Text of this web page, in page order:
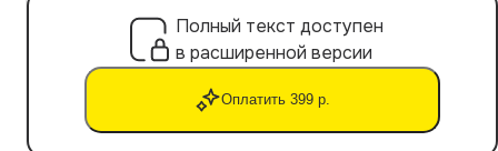
Полный текст доступен
в расширенной версии
Оплатить 399 р.